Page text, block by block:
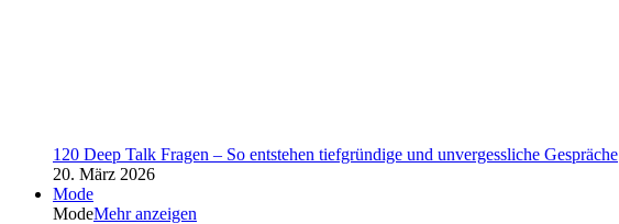
120 Deep Talk Fragen – So entstehen tiefgründige und unvergessliche Gespräche
20. März 2026
Mode
ModeMehr anzeigen